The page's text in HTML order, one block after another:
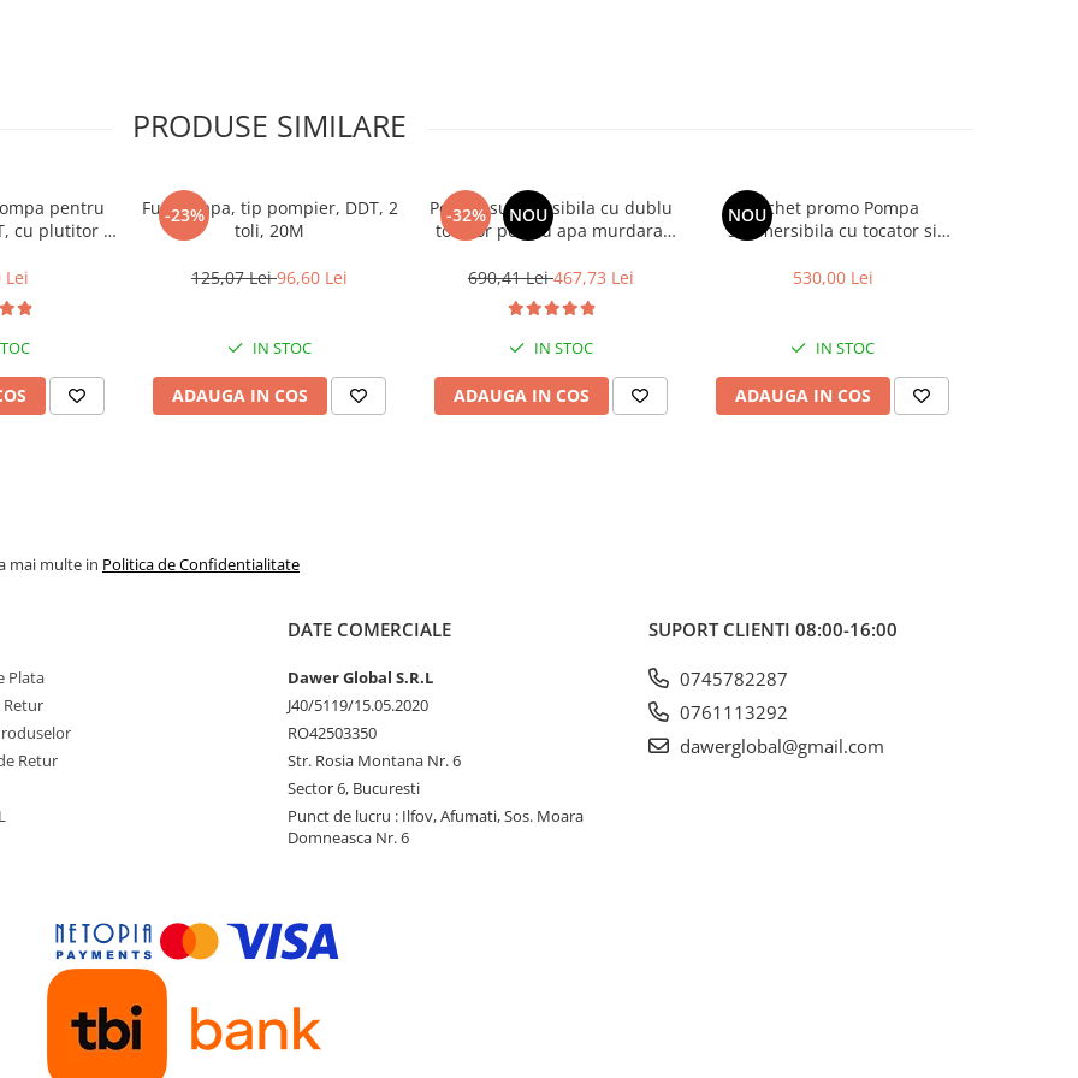
PRODUSE SIMILARE
pentru
Metri, corp
pompier 2''
cuple
Lei
-23%
Furtun apa, tip pompier, DDT, 2
toli, 20M
125,07 Lei96,60 Lei
IN STOC
ADAUGA IN COS
-32% NOU
Pompa submersibila cu dublu
tocator pentru apa murdara,
690,41 Lei467,73 Lei
IN STOC
ADAUGA IN COS
NOUPachet promo Pompa
submersibila cu tocator si
Furtunul de pompier 2'' 20 m, 8
530,00 Lei
IN STOC
ADAUGA IN COS
mai multe in Politica de Confidentialitate
Plata
Retur
Retur
DATE COMERCIALE
Dawer Global S.R.L
J40/5119/15.05.2020
RO42503350
Str. Rosia Montana Nr. 6
Sector 6, Bucuresti
Punct de lucru : Ilfov, Afumati, Sos. Moara
Domneasca Nr. 6
SUPORT CLIENTI 08:00-16:00
0745782287
0761113292
dawerglobal@gmail.com